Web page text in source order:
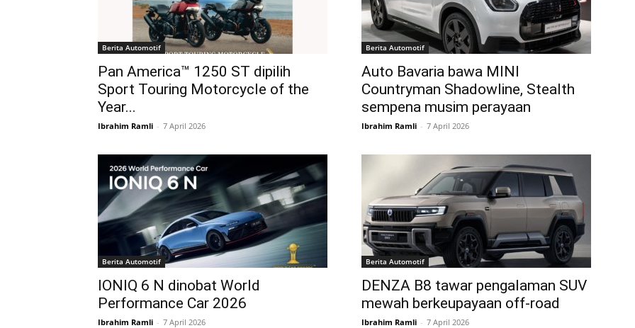
Berita Automotif
Pan America™ 1250 ST dipilih
Sport Touring Motorcycle of the
Year...
Ibrahim Ramli - 7 April 2026
Berita Automotif
Auto Bavaria bawa MINI
Countryman Shadowline, Stealth
sempena musim perayaan
Ibrahim Ramli - 7 April 2026
Berita Automotif
IONIQ 6 N dinobat World
Performance Car 2026
Ibrahim Ramli - 7 April 2026
Berita Automotif
DENZA B8 tawar pengalaman SUV
mewah berkeupayaan off-road
Ibrahim Ramli - 7 April 2026